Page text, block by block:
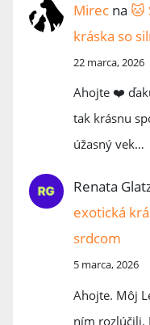
Mirec na🐱
kráska so
22 marca, 2026
Ahojte ❤️
tak krásnu
úžasný vek…
Renata
exotická
srdcom
5 marca, 2026
Ahojte. Môj
ním rozlúčili.